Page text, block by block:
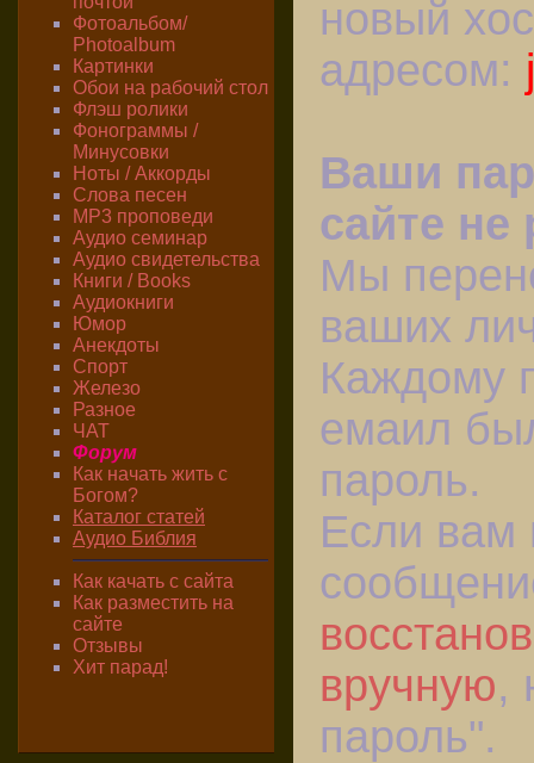
Фотоальбом/
Photoalbum
Картинки
Обои на рабочий стол
Флэш ролики
Фонограммы /
Минусовки
Ноты / Аккорды
Слова песен
MP3 проповеди
Аудио семинар
Аудио свидетельства
Книги / Books
Аудиокниги
Юмор
Анекдоты
Спорт
Железо
Разное
ЧАТ
Форум
Как начать жить с
Богом?
Каталог статей
Аудио Библия
Как качать с сайта
Как разместить на
сайте
Отзывы
Хит парад!
новый
адресом:
Ваши
сайте не
Мы
ваших
Каждому
емаил
пароль.
Если вам
вручную,
пароль".